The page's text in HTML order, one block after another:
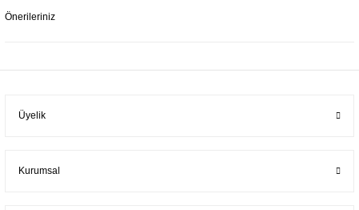
Önerileriniz
Üyelik
Kurumsal